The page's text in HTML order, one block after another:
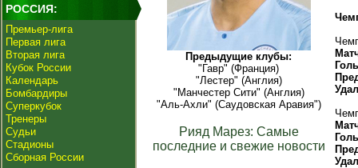
РОССИЯ:
Премьер-лига
Первая лига
Вторая лига
Кубок России
Календарь
Бомбардиры
Суперкубок
Тренеры
Судьи
Стадионы
Сборная России
Предыдущие клубы:
"Гавр" (Франция)
"Лестер" (Англия)
"Манчестер Сити" (Англия)
"Аль-Ахли" (Саудовская Аравия")
Рияд Марез: Самые
последние и свежие новости